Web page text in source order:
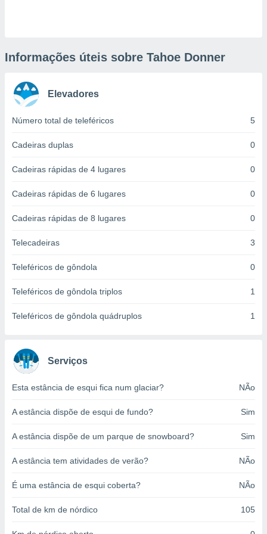
únicos
e
este sitio
de
seus
tal,
na
de
ou aceder
Informações úteis sobre Tahoe Donner
Elevadores
Número total de teleféricos 5
Cadeiras duplas 0
Cadeiras rápidas de 4 lugares 0
Cadeiras rápidas de 6 lugares 0
Cadeiras rápidas de 8 lugares 0
Telecadeiras 3
Teleféricos de gôndola 0
Teleféricos de gôndola triplos 1
Teleféricos de gôndola quádruplos 1
Serviços
Esta estância de esqui fica num glaciar? NÃo
A estância dispõe de esqui de fundo? Sim
A estância dispõe de um parque de snowboard? Sim
A estância tem atividades de verão? NÃo
É uma estância de esqui coberta? NÃo
Total de km de nórdico 105